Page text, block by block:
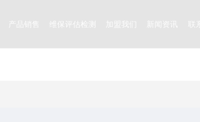
产品销售 维保评估检测 加盟我们 新闻资讯 联